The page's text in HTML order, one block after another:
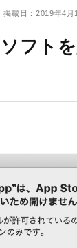
掲載日： 2019年4月
フト